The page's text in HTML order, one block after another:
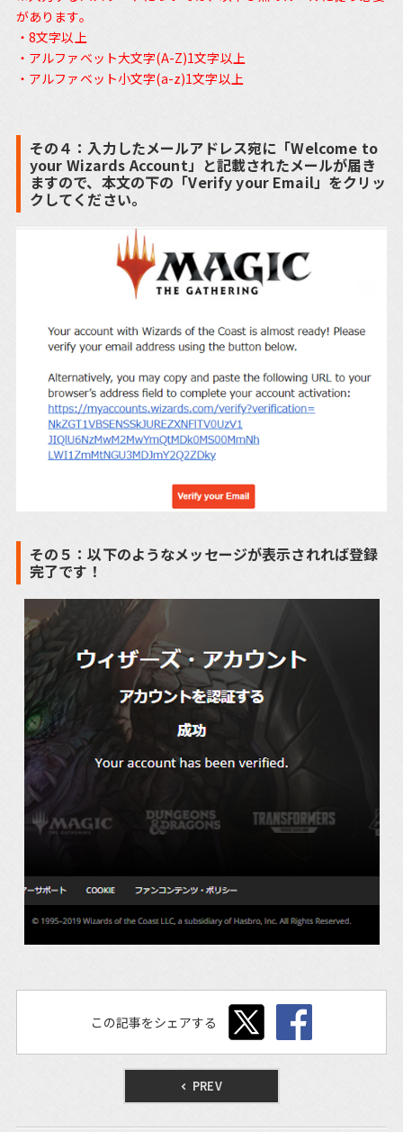
があります。
・8文字以上
・アルファベット大文字(A-Z)1文字以上
・アルファベット小文字(a-z)1文字以上
その４：入力したメールアドレス宛に「Welcome to
your Wizards Account」と記載されたメールが届き
ますので、本文の下の「Verify your Email」をクリッ
クしてください。
その５：以下のようなメッセージが表示されれば登録
完了です！
この記事をシェアする
PREV